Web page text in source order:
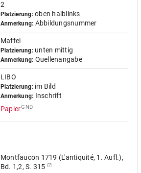
2
Platzierung:oben halblinks
Anmerkung: Abbildungsnummer
Maffei
Platzierung:unten mittig
Anmerkung: Quellenangabe
LIBO
Platzierung:im Bild
Anmerkung: Inschrift
PapierGND
Montfaucon 1719 (L'antiquité, 1. Aufl.),
Bd. 1,2, S. 315